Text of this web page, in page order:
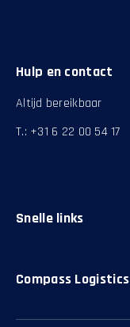
Hulp en contact
Altijd bereikbaar
T.: +31 6 22 00 54 17
Snelle links
Offerte aanvragen
Compass Logistics